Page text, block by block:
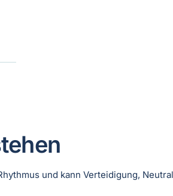
und kann Verteidigung,